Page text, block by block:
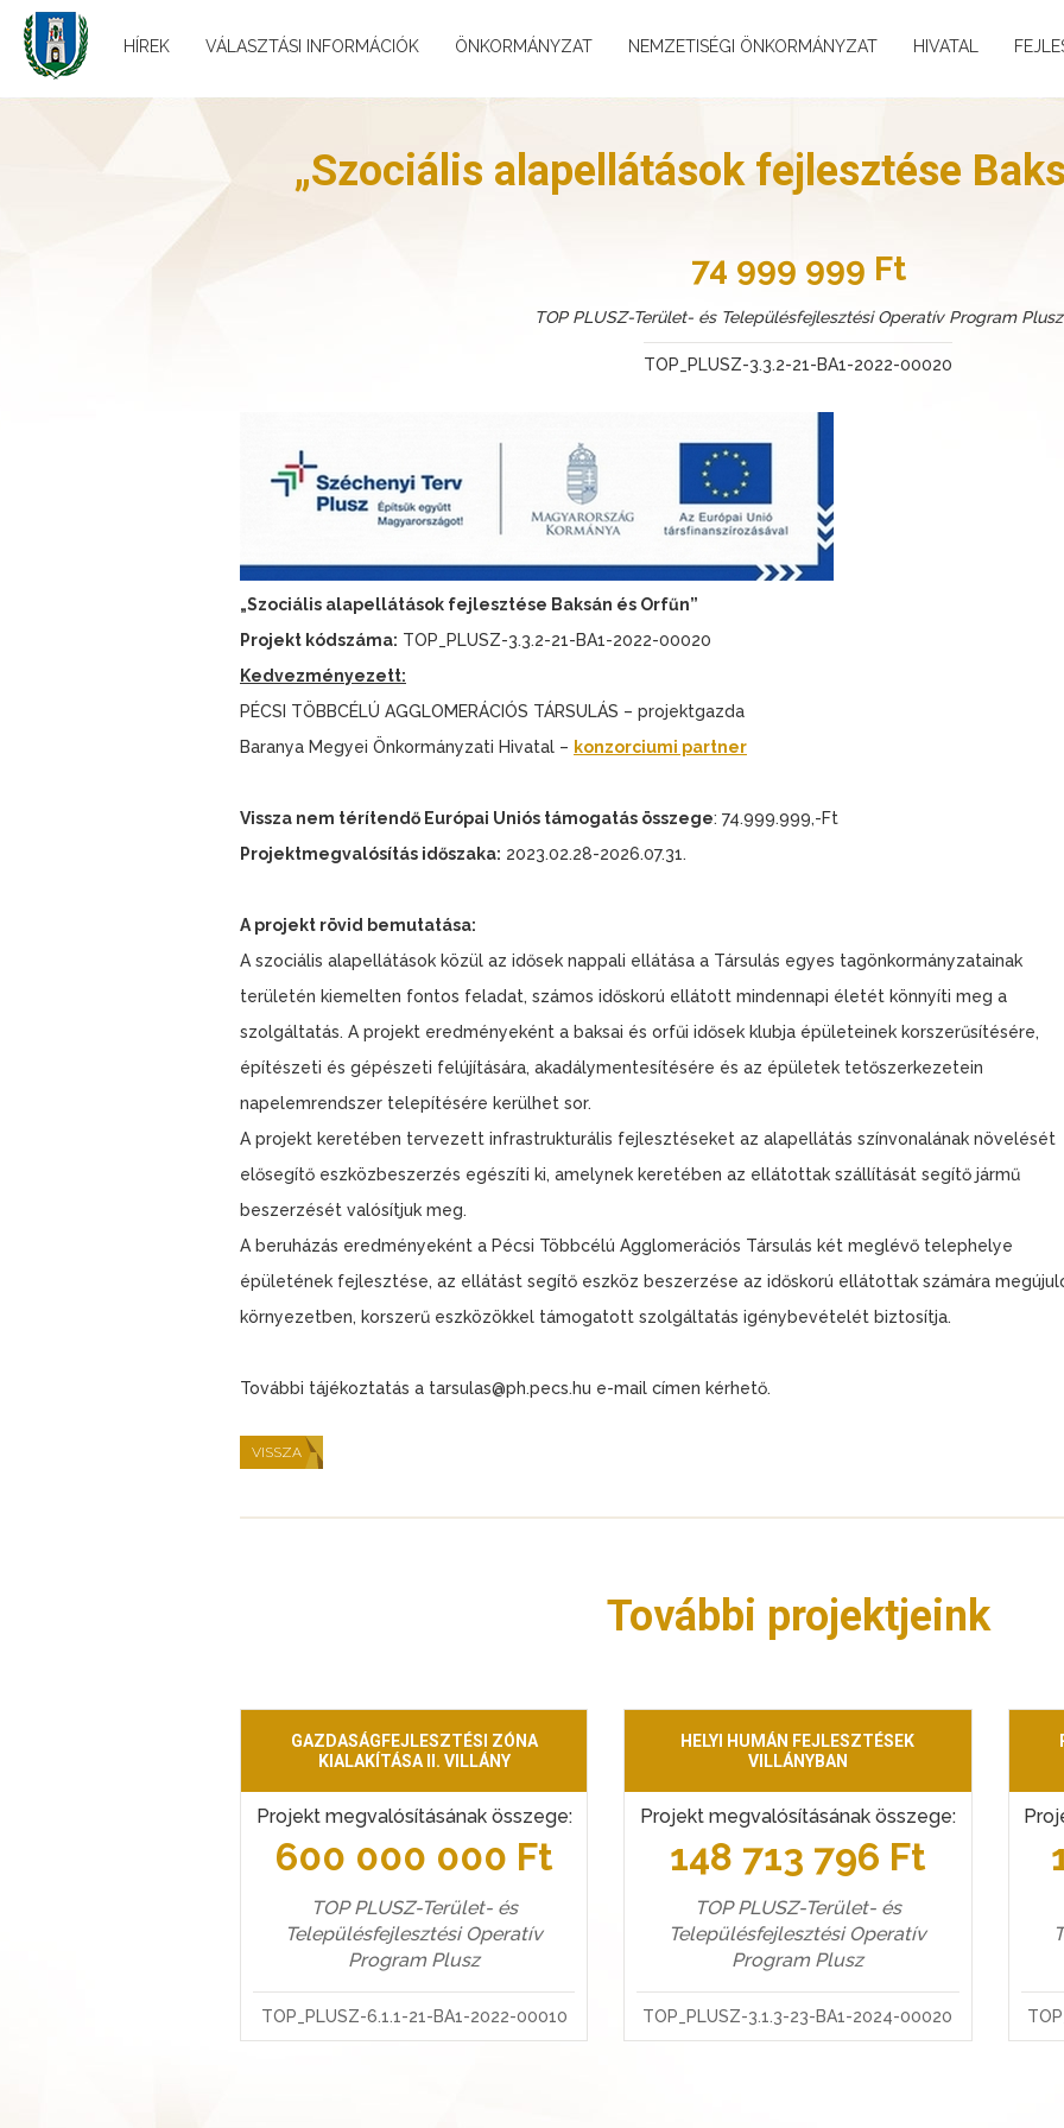
HÍREK VÁLASZTÁSI INFORMÁCIÓK ÖNKORMÁNYZAT NEMZETISÉGI ÖNKORMÁNYZAT HIVATAL
„Szociális alapellátások fejlesztése
74 999 999 Ft
TOP PLUSZ-Terület- és Településfejlesztési Operatív Program Plusz
TOP_PLUSZ-3.3.2-21-BA1-2022-00020
„Szociális alapellátások fejlesztése Baksán és Orfűn”
Projekt kódszáma: TOP_PLUSZ-3.3.2-21-BA1-2022-00020
Kedvezményezett:
PÉCSI TÖBBCÉLÚ AGGLOMERÁCIÓS TÁRSULÁS – projektgazda
Baranya Megyei Önkormányzati Hivatal – konzorciumi partner
Vissza nem térítendő Európai Uniós támogatás összege: 74.999.999,-Ft
Projektmegvalósítás időszaka: 2023.02.28-2026.07.31.
A projekt rövid bemutatása:
A szociális alapellátások közül az idősek nappali ellátása a Társulás egyes tagönkormányzatainak
területén kiemelten fontos feladat, számos időskorú ellátott mindennapi életét könnyíti meg a
szolgáltatás. A projekt eredményeként a baksai és orfűi idősek klubja épületeinek korszerűsítésére,
építészeti és gépészeti felújítására, akadálymentesítésére és az épületek tetőszerkezetein
napelemrendszer telepítésére kerülhet sor.
A projekt keretében tervezett infrastrukturális fejlesztéseket az alapellátás színvonalának növelését
elősegítő eszközbeszerzés egészíti ki, amelynek keretében az ellátottak szállítását segítő jármű
beszerzését valósítjuk meg.
A beruházás eredményeként a Pécsi Többcélú Agglomerációs Társulás két meglévő telephelye
épületének fejlesztése, az ellátást segítő eszköz beszerzése az időskorú ellátottak számára
környezetben, korszerű eszközökkel támogatott szolgáltatás igénybevételét biztosítja.
További tájékoztatás a tarsulas@ph.pecs.hu e-mail címen kérhető.
VISSZA
További projektjeink
GAZDASÁGFEJLESZTÉSI ZÓNA
KIALAKÍTÁSA II. VILLÁNY
Projekt megvalósításának összege:
600 000 000 Ft
TOP PLUSZ-Terület- és
Településfejlesztési Operatív
Program Plusz
TOP_PLUSZ-6.1.1-21-BA1-2022-00010
HELYI HUMÁN FEJLESZTÉSEK
VILLÁNYBAN
Projekt megvalósításának összege:
148 713 796 Ft
TOP PLUSZ-Terület- és
Településfejlesztési Operatív
Program Plusz
TOP_PLUSZ-3.1.3-23-BA1-2024-00020